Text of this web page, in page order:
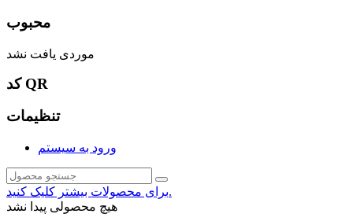
محبوب
موردی یافت نشد
کد QR
تنظیمات
ورود به سیستم
برای محصولات بیشتر کلیک کنید.
هیچ محصولی پیدا نشد